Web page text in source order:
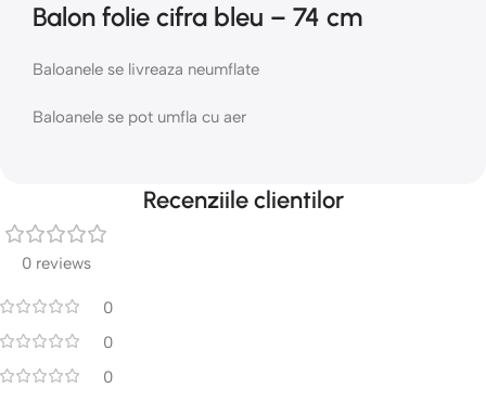
Balon folie cifra bleu – 74 cm
Baloanele se livreaza neumflate
Baloanele se pot umfla cu aer
Recenziile clientilor
0 reviews
0
0
0